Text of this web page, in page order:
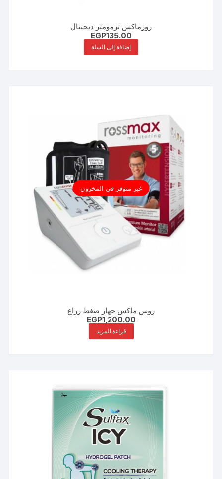
روزماكس ترمومتر ديجيتال
EGP135.00
إضافة إلى السلة
غير متوفر في المخزون
روس ماكس جهاز ضغط زراع
EGP1,200.00
قراءة المزيد